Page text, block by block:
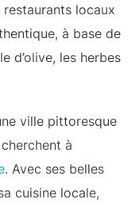
locaux
à base de
d’olive, les herbes
ville pittoresque
à
. Avec ses belles
cuisine locale,